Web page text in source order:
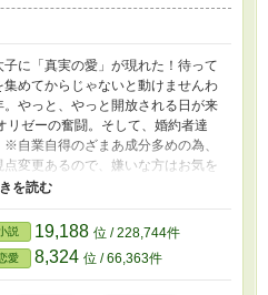
に「真実の愛」が現れた！待って
めてからじゃないと動けませんわ
やっと、やっと開放される日が来
リゼーの奮闘。そして、婚約者達
自業自得のざまあ成分多めの為、
変更あるので、嫌いな方はお気を
１話と２話で、新規は３話目から
は蛇足＆オマケ）
説 19,188 位 / 228,744件
愛 8,324 位 / 66,363件